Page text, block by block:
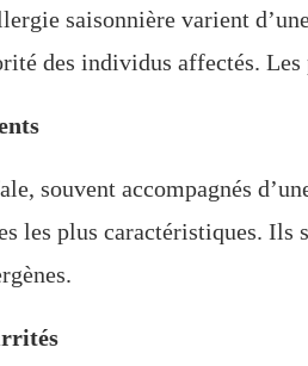
saisonnière varient
des individus affectés.
souvent accompagnés
les plus caractéristiques. Ils